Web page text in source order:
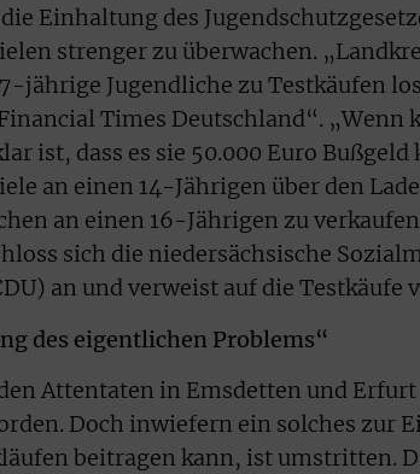
Einhaltung des
strenger zu überwachen.
jährige Jugendliche zu Testkäufen
Times Deutschland“.
ist, dass es sie 50.000 Euro
an einen 14-Jährigen über den
an einen 16-Jährigen zu
sich die niedersächsische
an und verweist auf die Testkäufe
des eigentlichen Problems“
Attentaten in Emsdetten und
Doch inwiefern ein solches zur
beitragen kann, ist umstritten.